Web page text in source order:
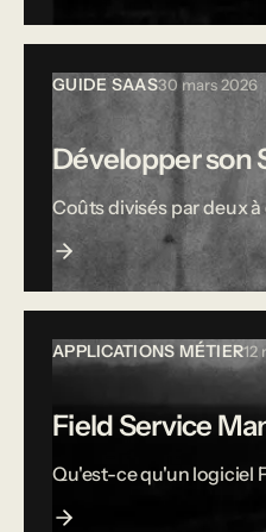
GUIDE SAAS30 mars 2026
Développer son
Coûts divisés par deux
APPLICATIONS MÉTIER12
Field Service
Qu'est-ce qu'un logiciel